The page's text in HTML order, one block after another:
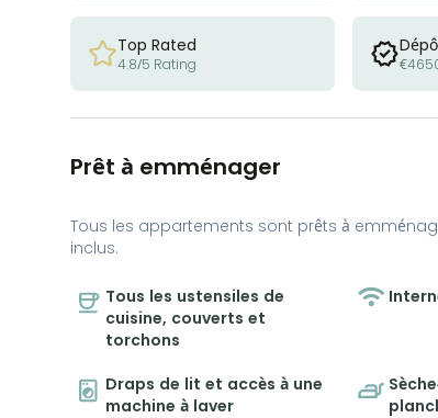
Top Rated
4.8/5 Rating
Prêt à emménager
Tous les appartements sont prêts à
inclus.
Tous les ustensiles de
cuisine, couverts et
torchons
Draps de lit et accès à une
machine à laver